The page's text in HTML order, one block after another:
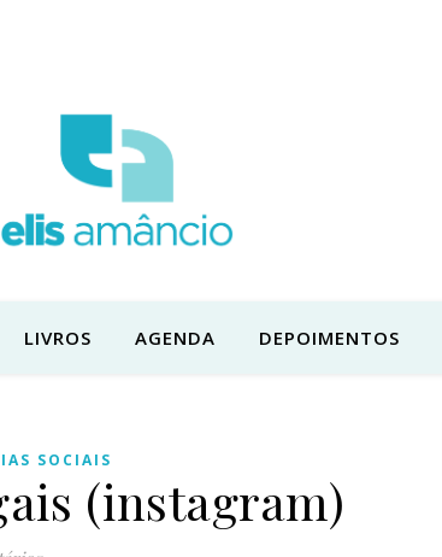
LIVROS AGENDA DEPOIMENTOS
SOCIAIS
(instagram)